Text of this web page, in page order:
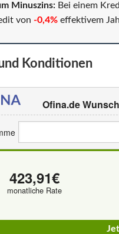
Minuszins: Bei einem
von -0,4% effektivem
Konditionen
Ofina.de
423,91€
monatliche Rate